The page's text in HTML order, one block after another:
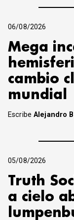
06/08/2026
Mega
cambio
mundial
EscribeAlejandro
05/08/2026
Truth
a cielo